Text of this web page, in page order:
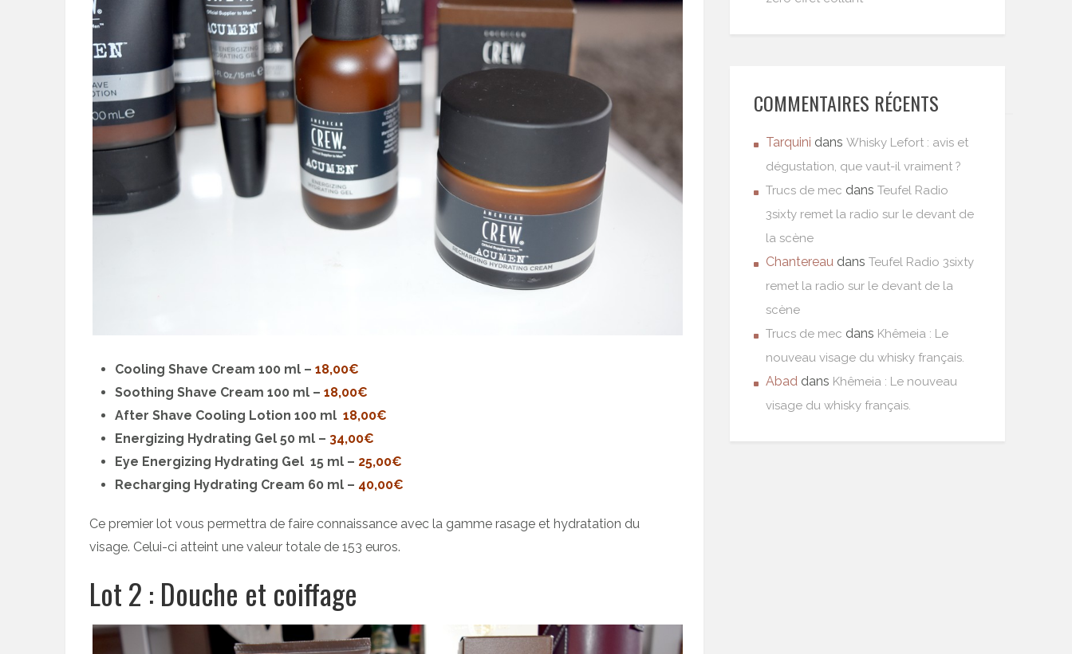
Cooling Shave Cream 100 ml – 18,00€
Soothing Shave Cream 100 ml – 18,00€
After Shave Cooling Lotion 100 ml 18,00€
Energizing Hydrating Gel 50 ml – 34,00€
Eye Energizing Hydrating Gel 15 ml – 25,00€
Recharging Hydrating Cream 60 ml – 40,00€
Ce premier lot vous permettra de faire connaissance avec la gamme rasage et hydratation du
visage. Celui-ci atteint une valeur totale de 153 euros.
Lot 2 : Douche et coiffage
COMMENTAIRES RÉCENTS
Tarquini dans Whisky Lefort : avis et
dégustation, que vaut-il vraiment ?
Trucs de mec dans Teufel Radio
3sixty remet la radio sur le devant de
la scène
Chantereau dans Teufel Radio 3sixty
remet la radio sur le devant de la
scène
Trucs de mec dans Khêmeia : Le
nouveau visage du whisky français.
Abad dans Khêmeia : Le nouveau
visage du whisky français.